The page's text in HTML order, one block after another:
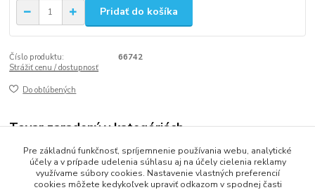
Pridať do košíka
Číslo produktu:
66742
Strážiť cenu / dostupnosť
Do obľúbených
Tovar zaradený v kategóriách
Špáradlá, Špajle a bodce
Pre základnú funkčnosť, spríjemnenie používania webu, analytické
účely a v prípade udelenia súhlasu aj na účely cielenia reklamy
využívame súbory cookies. Nastavenie vlastných preferencií
cookies môžete kedykoľvek upraviť odkazom v spodnej časti